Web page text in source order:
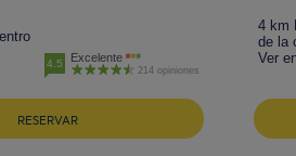
4.5 Excelente
214 opiniones
RESERVAR
4 km
de la
Ver